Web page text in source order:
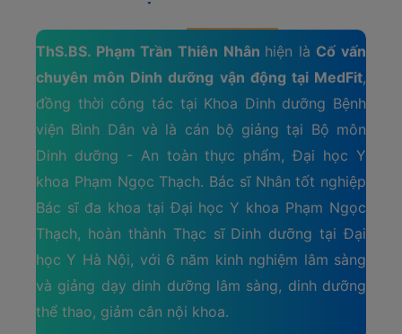
ThS.BS. Phạm Trần Thiên Nhân hiện là Cố vấn
chuyên môn Dinh dưỡng vận động tại MedFit,
đồng thời công tác tại Khoa Dinh dưỡng Bệnh
viện Bình Dân và là cán bộ giảng tại Bộ môn
Dinh dưỡng - An toàn thực phẩm, Đại học Y
khoa Phạm Ngọc Thạch. Bác sĩ Nhân tốt nghiệp
Bác sĩ đa khoa tại Đại học Y khoa Phạm Ngọc
Thạch, hoàn thành Thạc sĩ Dinh dưỡng tại Đại
học Y Hà Nội, với 6 năm kinh nghiệm lâm sàng
và giảng dạy dinh dưỡng lâm sàng, dinh dưỡng
thể thao, giảm cân nội khoa.